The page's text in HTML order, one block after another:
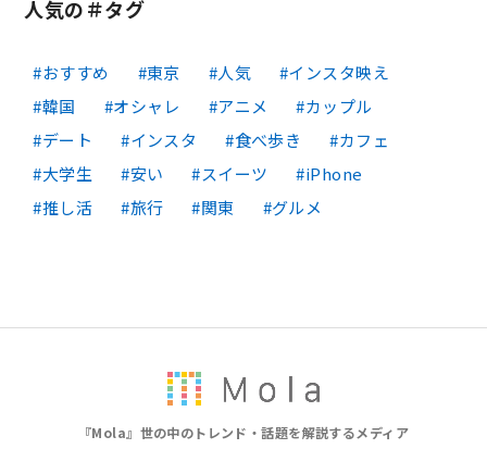
人気の＃タグ
おすすめ 東京 人気
インスタ映え
韓国
オシャレ アニメ
カップル
デート
インスタ 食べ歩き
カフェ
大学生
安い スイーツ
iPhone
推し活
旅行 関東 グルメ
『Mola』世の中のトレンド・話題を解説するメディア